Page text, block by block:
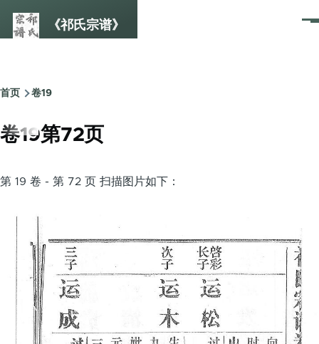
《祁氏宗谱》
菜
面
包
屑
首页 卷19
卷19第72页
第 19 卷 - 第 72 页 扫描图片如下：